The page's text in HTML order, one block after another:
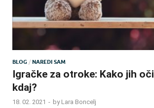
BLOG / NAREDI SAM
Igračke za otroke: Kako jih
kdaj?
18. 02. 2021 - by Lara Boncelj